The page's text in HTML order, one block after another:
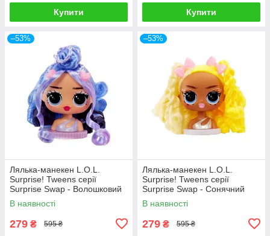
Купити Купити
–53%
Лялька-манекен L.O.L.
Surprise! Tweens серії
Surprise Swap - Волошковий
образ 593522-6
В наявності
279 ₴ 595 ₴
–53%
Лялька-манекен L.O.L.
Surprise! Tweens серії
Surprise Swap - Сонячний
образ 593522-7
В наявності
279 ₴ 595 ₴